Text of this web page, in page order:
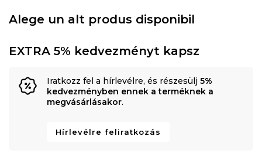
Alege un alt produs disponibil
EXTRA 5% kedvezményt kapsz
Iratkozz fel a hírlevélre, és részesülj 5%
kedvezményben ennek a terméknek a
megvásárlásakor.
Hírlevélre feliratkozás